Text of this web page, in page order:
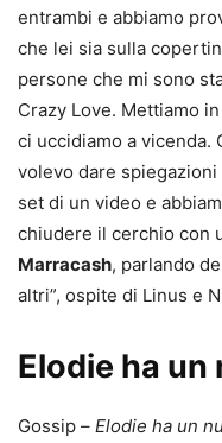
entrambi e abbiamo
che lei sia sulla
persone che mi sono
Crazy Love. Mettiamo
ci uccidiamo a vicenda.
volevo dare
set di un video e
chiudere il cerchio con
Marracash, parlando
altri”, ospite di Linus e
Elodie ha
Gossip – Elodie ha un